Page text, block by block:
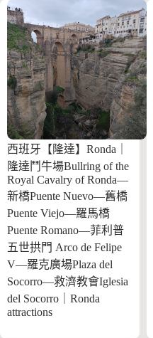
西班牙【隆達】Ronda｜
隆達鬥牛場Bullring of the
Royal Cavalry of Ronda—
新橋Puente Nuevo—舊橋
Puente Viejo—羅馬橋
Puente Romano—菲利普
五世拱門 Arco de Felipe
V—羅克廣場Plaza del
Socorro—救濟教會Iglesia
del Socorro｜Ronda
attractions